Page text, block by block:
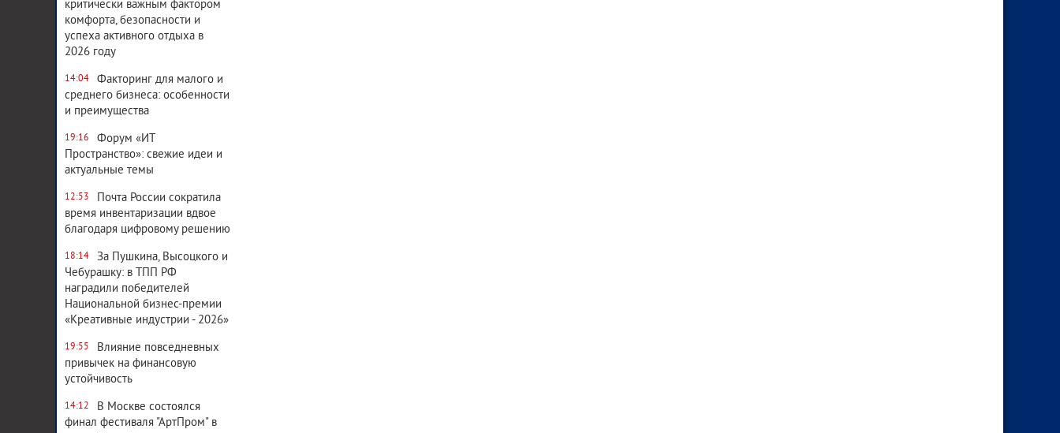
критически важным фактором
комфорта, безопасности и
успеха активного отдыха в
2026 году
14:04
Факторинг для малого и
среднего бизнеса: особенности
и преимущества
19:16
Форум «ИТ
Пространство»: свежие идеи и
актуальные темы
12:53
Почта России сократила
время инвентаризации вдвое
благодаря цифровому решению
18:14
За Пушкина, Высоцкого и
Чебурашку: в ТПП РФ
наградили победителей
Национальной бизнес-премии
«Креативные индустрии - 2026»
19:55
Влияние повседневных
привычек на финансовую
устойчивость
14:12
В Москве состоялся
финал фестиваля "АртПром" в